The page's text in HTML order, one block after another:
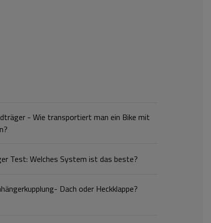
- Wie transportiert man ein Bike mit
Test: Welches System ist das beste?
Dach oder Heckklappe?